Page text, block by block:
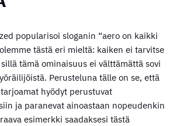
popularisoi sloganin “aero on kaikki
tästä eri mieltä: kaiken ei tarvitse
tämä ominaisuus ei välttämättä sovi
Perusteluna tälle on se, että
hyödyt perustuvat
ja paranevat ainoastaan nopeudenkin
esimerkki saadaksesi tästä